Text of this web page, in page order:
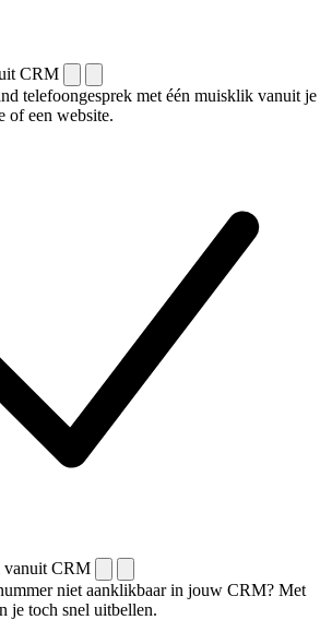
CRM
telefoongesprek met één muisklik vanuit je
of een website.
vanuit CRM
niet aanklikbaar in jouw CRM? Met
je toch snel uitbellen.